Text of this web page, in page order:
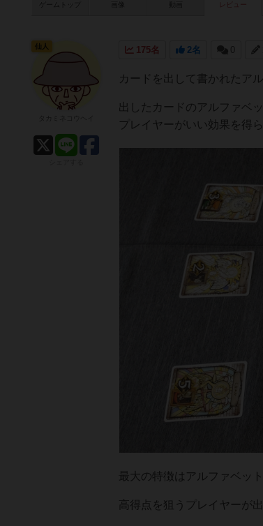
ゲーム 画像 レビュー
175名 2名 0
カードを出して書かれたア
出したカードのアルファベ
プレイヤーがいい効果を得
最大の特徴はアルファベッ
高得点を狙うプレイヤーが
仙人